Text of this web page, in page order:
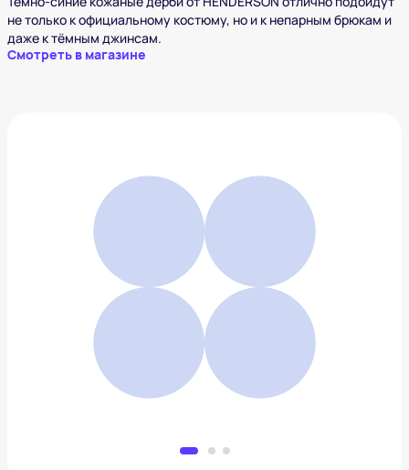
не только к официальному костюму, но и к непарным брюкам и
даже к тёмным джинсам.
Смотреть в магазине
Туфли Alessio Nesca
3 199 ₽
Добавить в вишлист